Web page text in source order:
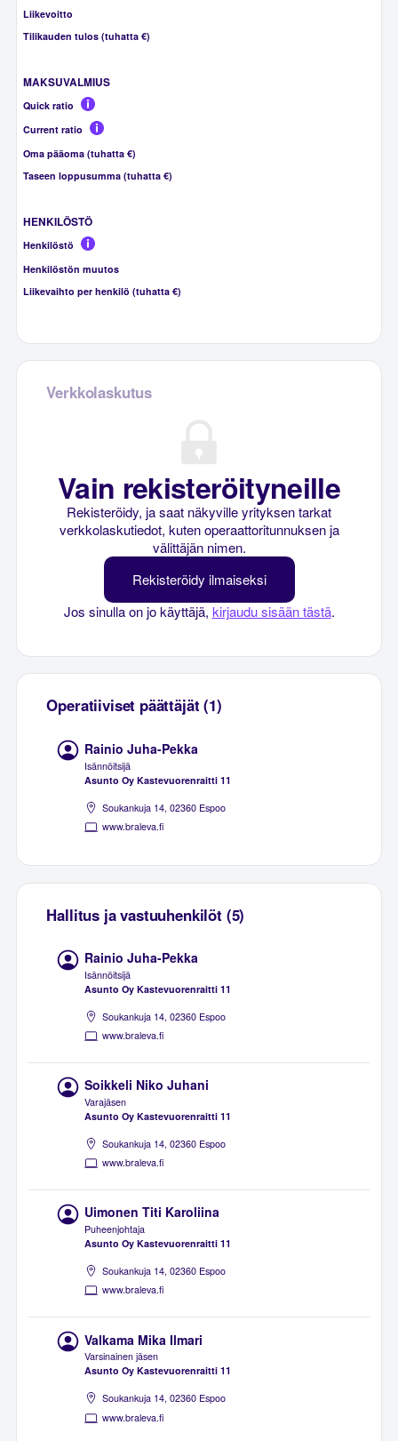
Liikevoitto
Tilikauden tulos (tuhatta €)
MAKSUVALMIUS
Quick ratio
Current ratio
Oma pääoma (tuhatta €)
Taseen loppusumma (tuhatta €)
HENKILÖSTÖ
Henkilöstö
Henkilöstön muutos
Liikevaihto per henkilö (tuhatta €)
Verkkolaskutus
Vain rekisteröityneille
Rekisteröidy, ja saat näkyville yrityksen tarkat
verkkolaskutiedot, kuten operaattoritunnuksen ja
välittäjän nimen.
Rekisteröidy ilmaiseksi
Jos sinulla on jo käyttäjä, kirjaudu sisään tästä.
Operatiiviset päättäjät (1)
Rainio Juha-Pekka
Isännöitsijä
Asunto Oy Kastevuorenraitti 11
Soukankuja 14, 02360 Espoo
www.braleva.fi
Hallitus ja vastuuhenkilöt (5)
Rainio Juha-Pekka
Isännöitsijä
Asunto Oy Kastevuorenraitti 11
Soukankuja 14, 02360 Espoo
www.braleva.fi
Soikkeli Niko Juhani
Varajäsen
Asunto Oy Kastevuorenraitti 11
Soukankuja 14, 02360 Espoo
www.braleva.fi
Uimonen Titi Karoliina
Puheenjohtaja
Asunto Oy Kastevuorenraitti 11
Soukankuja 14, 02360 Espoo
www.braleva.fi
Valkama Mika Ilmari
Varsinainen jäsen
Asunto Oy Kastevuorenraitti 11
Soukankuja 14, 02360 Espoo
www.braleva.fi